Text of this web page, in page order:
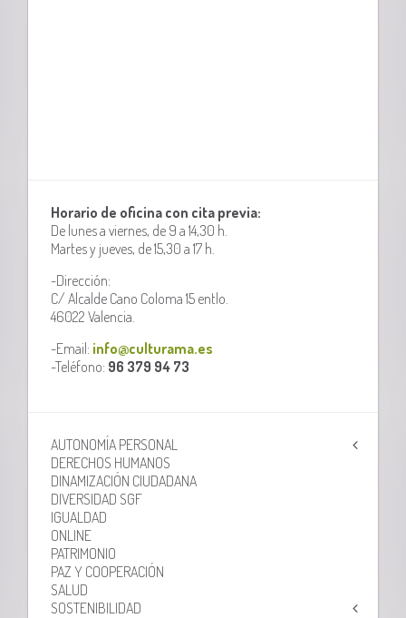
Horario de oficina con cita previa:
De lunes a viernes, de 9 a 14,30 h.
Martes y jueves, de 15,30 a 17 h.
-Dirección:
C/ Alcalde Cano Coloma 15 entlo.
46022 Valencia.
-Email: info@culturama.es
-Teléfono: 96 379 94 73
AUTONOMÍA PERSONAL
DERECHOS HUMANOS
DINAMIZACIÓN CIUDADANA
DIVERSIDAD SGF
IGUALDAD
ONLINE
PATRIMONIO
PAZ Y COOPERACIÓN
SALUD
SOSTENIBILIDAD